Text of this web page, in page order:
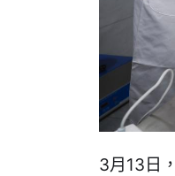
3月13日